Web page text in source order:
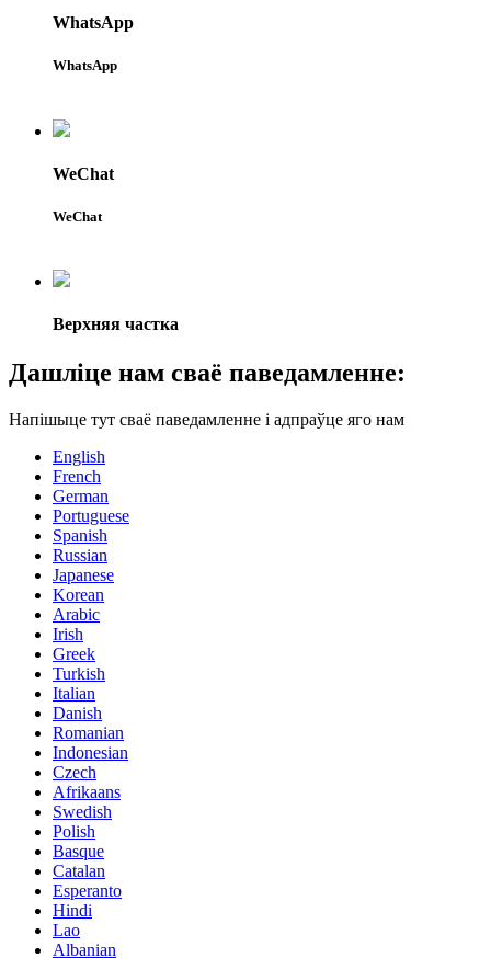
WhatsApp
WhatsApp
WeChat
WeChat
Верхняя частка
Дашліце нам сваё паведамленне:
Напішыце тут сваё паведамленне і адпраўце яго нам
English
French
German
Portuguese
Spanish
Russian
Japanese
Korean
Arabic
Irish
Greek
Turkish
Italian
Danish
Romanian
Indonesian
Czech
Afrikaans
Swedish
Polish
Basque
Catalan
Esperanto
Hindi
Lao
Albanian